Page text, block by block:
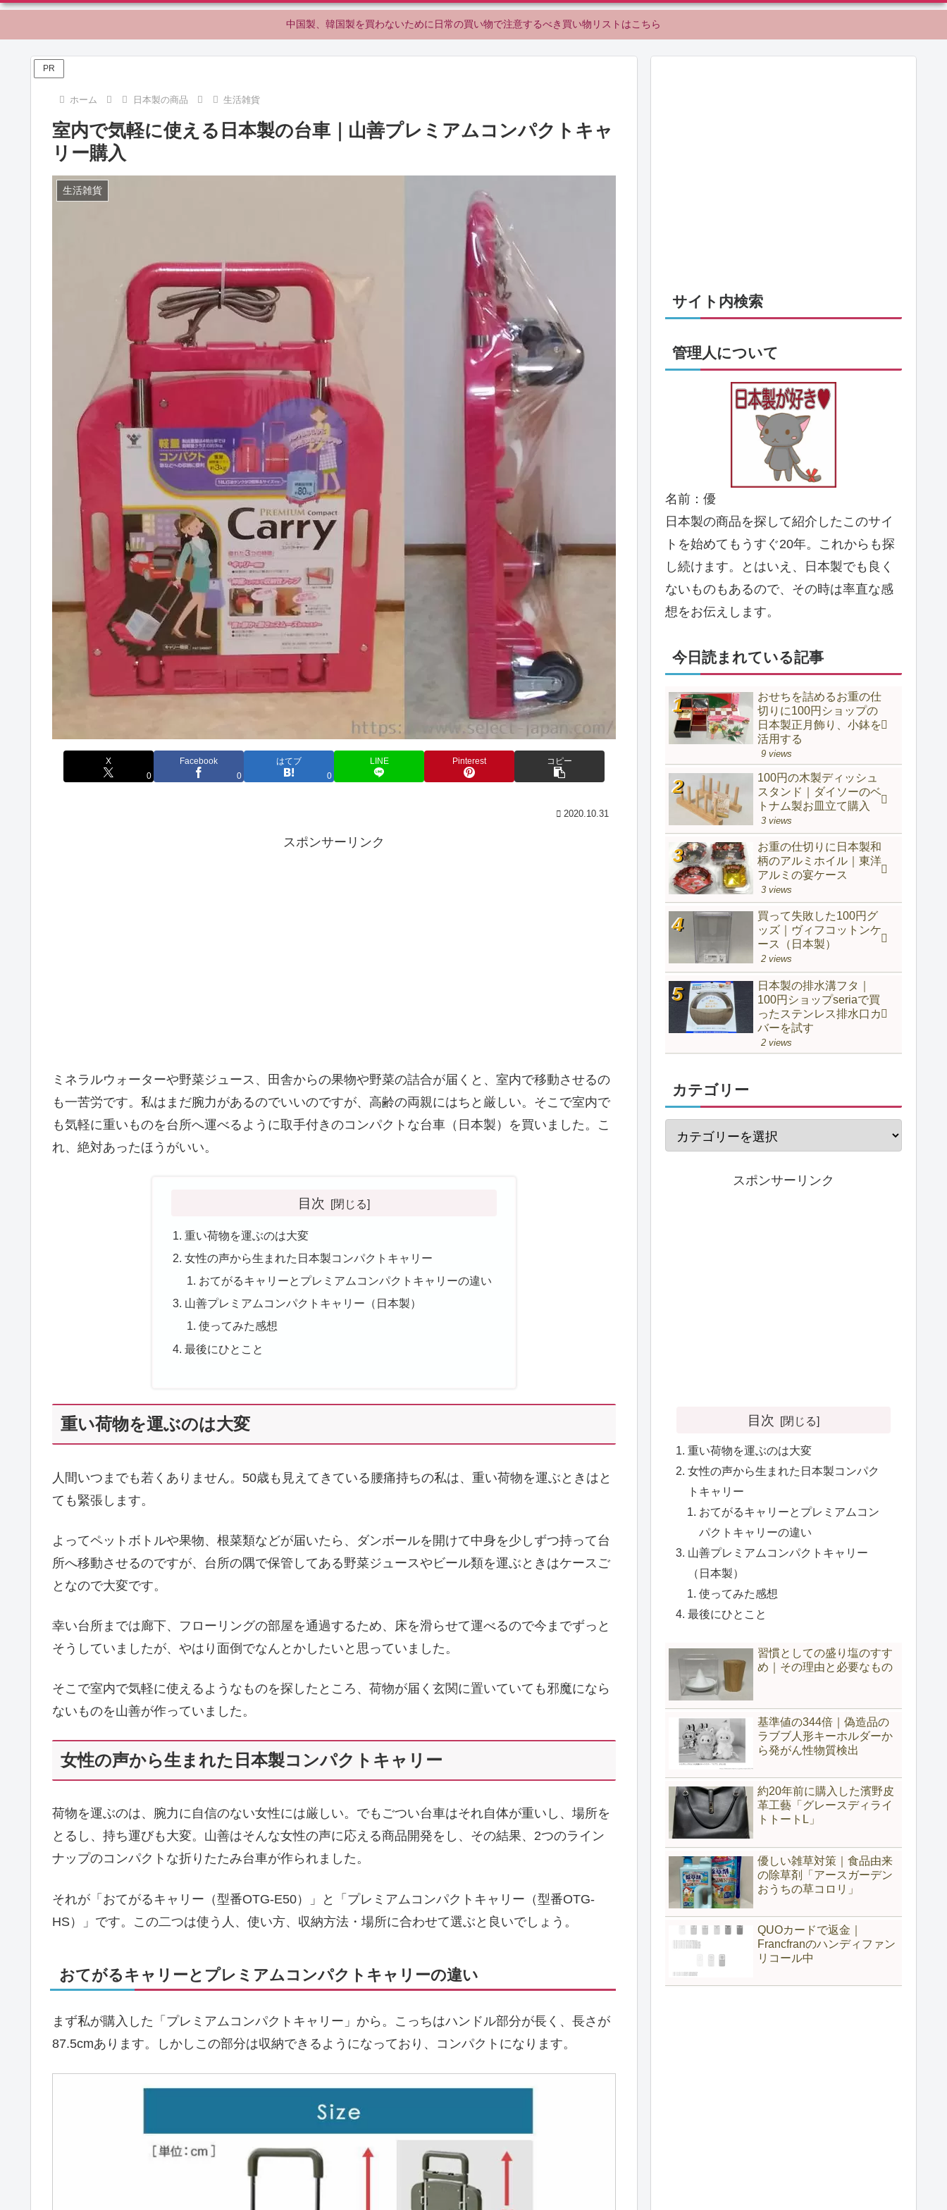
中国製、韓国製を買わないために日常の買い物で注意するべき買い物リストはこちら
PR
ホーム 日本製の商品 生活雑貨
室内で気軽に使える日本製の台車｜山善プレミアムコンパクトキャ
リー購入
生活雑貨
X
0
Facebook
0
はてブ
0
LINE Pinterest コピー
2020.10.31
スポンサーリンク
ミネラルウォーターや野菜ジュース、田舎からの果物や野菜の詰合が届くと、室内で移動させるの
も一苦労です。私はまだ腕力があるのでいいのですが、高齢の両親にはちと厳しい。そこで室内で
も気軽に重いものを台所へ運べるように取手付きのコンパクトな台車（日本製）を買いました。こ
れ、絶対あったほうがいい。
目次
重い荷物を運ぶのは大変
女性の声から生まれた日本製コンパクトキャリー
おてがるキャリーとプレミアムコンパクトキャリーの違い
山善プレミアムコンパクトキャリー（日本製）
使ってみた感想
最後にひとこと
重い荷物を運ぶのは大変
人間いつまでも若くありません。50歳も見えてきている腰痛持ちの私は、重い荷物を運ぶときはと
ても緊張します。
よってペットボトルや果物、根菜類などが届いたら、ダンボールを開けて中身を少しずつ持って台
所へ移動させるのですが、台所の隅で保管してある野菜ジュースやビール類を運ぶときはケースご
となので大変です。
幸い台所までは廊下、フローリングの部屋を通過するため、床を滑らせて運べるので今までずっと
そうしていましたが、やはり面倒でなんとかしたいと思っていました。
そこで室内で気軽に使えるようなものを探したところ、荷物が届く玄関に置いていても邪魔になら
ないものを山善が作っていました。
女性の声から生まれた日本製コンパクトキャリー
荷物を運ぶのは、腕力に自信のない女性には厳しい。でもごつい台車はそれ自体が重いし、場所を
とるし、持ち運びも大変。山善はそんな女性の声に応える商品開発をし、その結果、2つのライン
ナップのコンパクトな折りたたみ台車が作られました。
それが「おてがるキャリー（型番OTG-E50）」と「プレミアムコンパクトキャリー（型番OTG-
HS）」です。この二つは使う人、使い方、収納方法・場所に合わせて選ぶと良いでしょう。
おてがるキャリーとプレミアムコンパクトキャリーの違い
まず私が購入した「プレミアムコンパクトキャリー」から。こっちはハンドル部分が長く、長さが
87.5cmあります。しかしこの部分は収納できるようになっており、コンパクトになります。
サイト内検索
管理人について
名前：優
日本製の商品を探して紹介したこのサイ
トを始めてもうすぐ20年。これからも探
し続けます。とはいえ、日本製でも良く
ないものもあるので、その時は率直な感
想をお伝えします。
今日読まれている記事
おせちを詰めるお重の仕
切りに100円ショップの
日本製正月飾り、小鉢を
活用する
9 views
100円の木製ディッシュ
スタンド｜ダイソーのベ
トナム製お皿立て購入
3 views
お重の仕切りに日本製和
柄のアルミホイル｜東洋
アルミの宴ケース
3 views
買って失敗した100円グ
ッズ｜ヴィフコットンケ
ース（日本製）
2 views
日本製の排水溝フタ｜
100円ショップseriaで買
ったステンレス排水口カ
バーを試す
2 views
カテゴリー
スポンサーリンク
目次
重い荷物を運ぶのは大変
女性の声から生まれた日本製コンパク
トキャリー
おてがるキャリーとプレミアムコン
パクトキャリーの違い
山善プレミアムコンパクトキャリー
（日本製）
使ってみた感想
最後にひとこと
習慣としての盛り塩のすす
め｜その理由と必要なもの
基準値の344倍｜偽造品の
ラブブ人形キーホルダーか
ら発がん性物質検出
約20年前に購入した濱野皮
革工藝「グレースディライ
トトートL」
優しい雑草対策｜食品由来
の除草剤「アースガーデン
おうちの草コロリ」
QUOカードで返金｜
Francfranのハンディファン
リコール中